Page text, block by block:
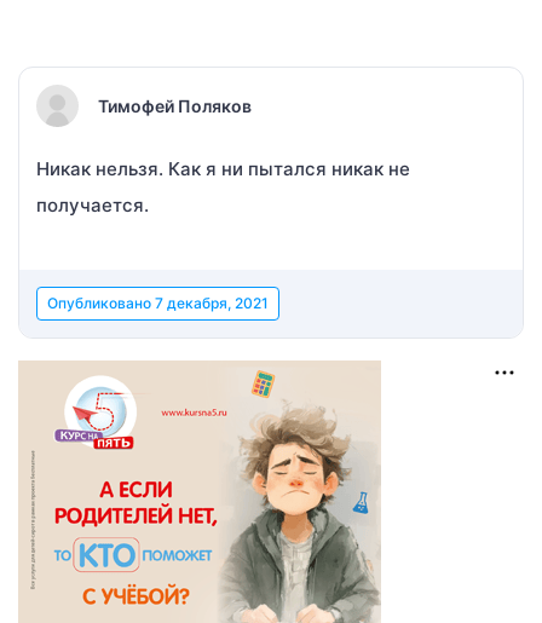
Тимофей Поляков
Никак нельзя. Как я ни пытался никак не
получается.
Опубликовано 7 декабря, 2021